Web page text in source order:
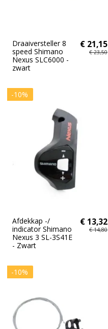
Draaiversteller 8
speed Shimano
Nexus SLC6000 -
zwart
€ 21,15
€ 23,50
-10%
Afdekkap -/
indicator Shimano
Nexus 3 SL-3S41E
- Zwart
€ 13,32
€ 14,80
-10%